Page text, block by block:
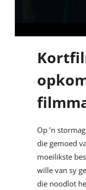
Op ’n
die gemoed
moeilikste
wille van sy
die noodlot